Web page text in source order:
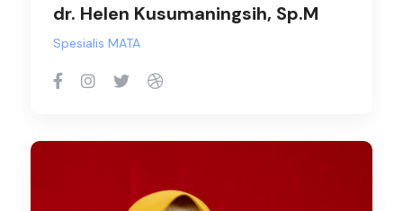
dr. Helen Kusumaningsih, Sp.M
Spesialis MATA